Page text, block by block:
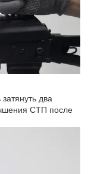
два
СТП после